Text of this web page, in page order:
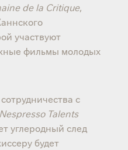
de la Critique,
участвуют
фильмы молодых
с
Nespresso Talents
углеродный след
будет